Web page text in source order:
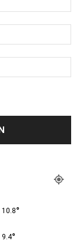
10.8°
9.4°